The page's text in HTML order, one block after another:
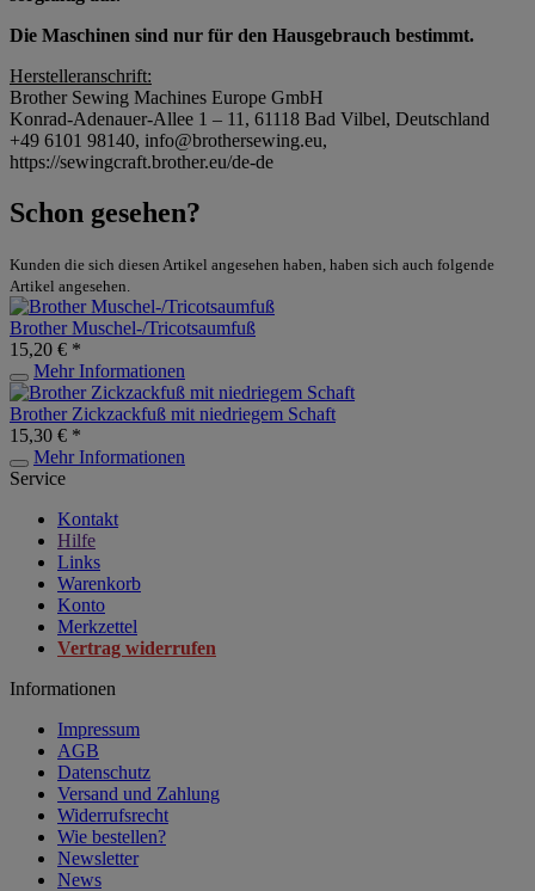
Die Maschinen sind nur für den Hausgebrauch bestimmt.
Herstelleranschrift:
Brother Sewing Machines Europe GmbH
Konrad-Adenauer-Allee 1 – 11, 61118 Bad Vilbel, Deutschland
+49 6101 98140, info@brothersewing.eu,
https://sewingcraft.brother.eu/de-de
Schon gesehen?
Kunden die sich diesen Artikel angesehen haben, haben sich auch folgende
Artikel angesehen.
Brother Muschel-/Tricotsaumfuß
15,20 € *
Mehr Informationen
Brother Zickzackfuß mit niedriegem Schaft
15,30 € *
Mehr Informationen
Service
Kontakt
Hilfe
Links
Warenkorb
Konto
Merkzettel
Vertrag widerrufen
Informationen
Impressum
AGB
Datenschutz
Versand und Zahlung
Widerrufsrecht
Wie bestellen?
Newsletter
News